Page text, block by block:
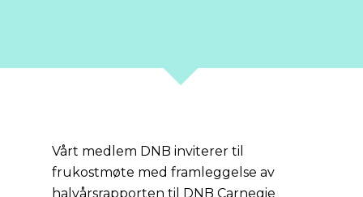
Vårt medlem DNB inviterer til
frukostmøte med framleggelse av
halvårsrapporten til DNB Carnegie